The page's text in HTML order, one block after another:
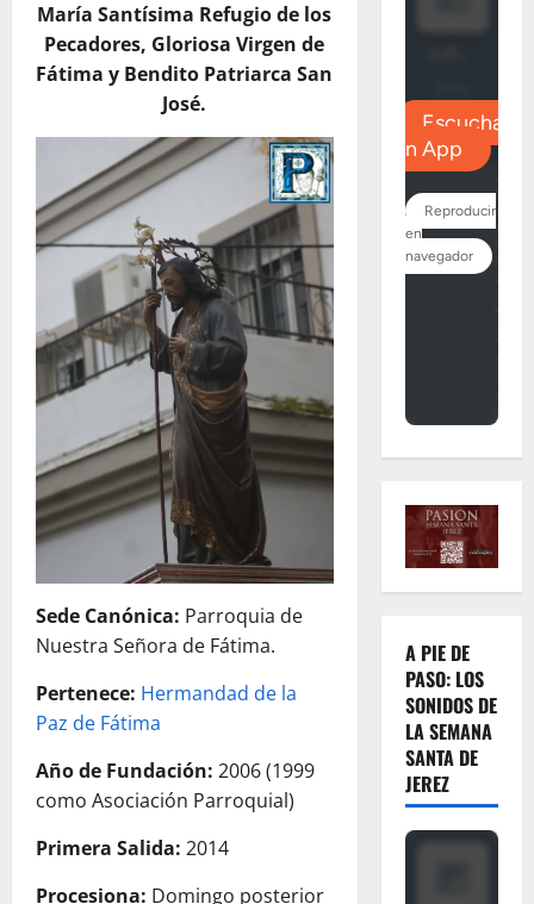
María Santísima Refugio de los
Pecadores, Gloriosa Virgen de
Fátima y Bendito Patriarca San
José.
Sede Canónica: Parroquia de
Nuestra Señora de Fátima.
Pertenece: Hermandad de la
Paz de Fátima
Año de Fundación: 2006 (1999
como Asociación Parroquial)
Primera Salida: 2014
Procesiona: Domingo posterior
A PIE DE
PASO: LOS
SONIDOS DE
LA SEMANA
SANTA DE
JEREZ